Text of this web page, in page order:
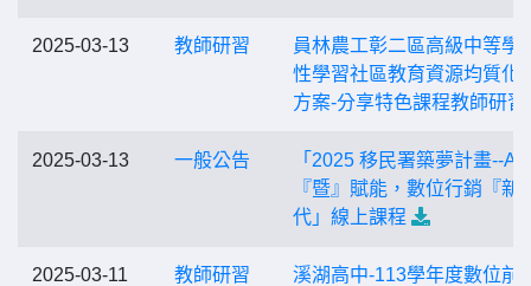
2025-03-13 教師研習
員林農工彰二區高級中等學
性學習社區教育資源均質化
方案-分享特色課程教師研習
2025-03-13 一般公告
「2025 移民署築夢計畫--AI
『暨』賦能，數位行銷『新
代」線上課程
2025-03-11 教師研習
溪湖高中-113學年度數位